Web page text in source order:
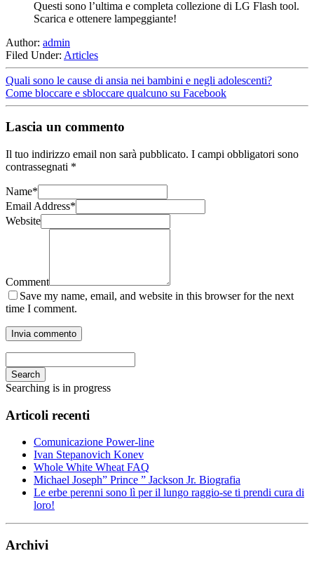
Questi sono l’ultima e completa collezione di LG Flash tool.
Scarica e ottenere lampeggiante!
Author: admin
Filed Under: Articles
Quali sono le cause di ansia nei bambini e negli adolescenti?
Come bloccare e sbloccare qualcuno su Facebook
Lascia un commento
Il tuo indirizzo email non sarà pubblicato. I campi obbligatori sono
contrassegnati *
Name*
Email Address*
Website
Comment
Save my name, email, and website in this browser for the next
time I comment.
Search
Searching is in progress
Articoli recenti
Comunicazione Power-line
Ivan Stepanovich Konev
Whole White Wheat FAQ
Michael Joseph” Prince ” Jackson Jr. Biografia
Le erbe perenni sono lì per il lungo raggio-se ti prendi cura di
loro!
Archivi